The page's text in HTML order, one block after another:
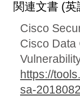
関連文書 (英
Cisco
Cisco Data
https://
sa-